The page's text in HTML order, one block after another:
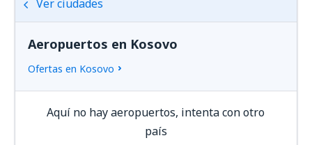
Ver ciudades
Aeropuertos en Kosovo
Ofertas en Kosovo
Aquí no hay aeropuertos, intenta con otro
país